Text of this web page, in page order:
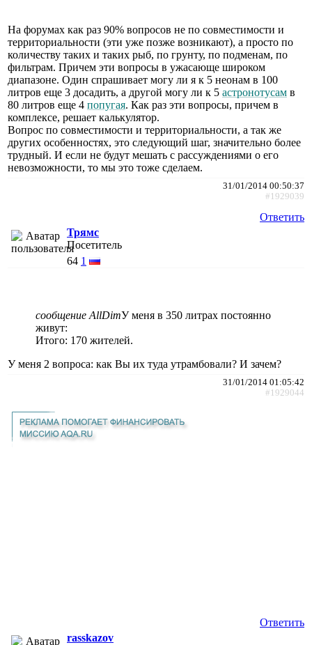
На форумах как раз 90% вопросов не по совместимости и
территориальности (эти уже позже возникают), а просто по
количеству таких и таких рыб, по грунту, по подменам, по
фильтрам. Причем эти вопросы в ужасающе широком
диапазоне. Один спрашивает могу ли я к 5 неонам в 100
литров еще 3 досадить, а другой могу ли к 5 астронотусам в
80 литров еще 4 попугая. Как раз эти вопросы, причем в
комплексе, решает калькулятор.
Вопрос по совместимости и территориальности, а так же
других особенностях, это следующий шаг, значительно более
трудный. И если не будут мешать с рассуждениями о его
невозможности, то мы это тоже сделаем.
31/01/2014 00:50:37
#1929039
Ответить
Трямc
Посетитель
64 1
сообщение AllDimУ меня в 350 литрах постоянно
живут:
Итого: 170 жителей.
У меня 2 вопроса: как Вы их туда утрамбовали? И зачем?
31/01/2014 01:05:42
#1929044
Ответить
rasskazov